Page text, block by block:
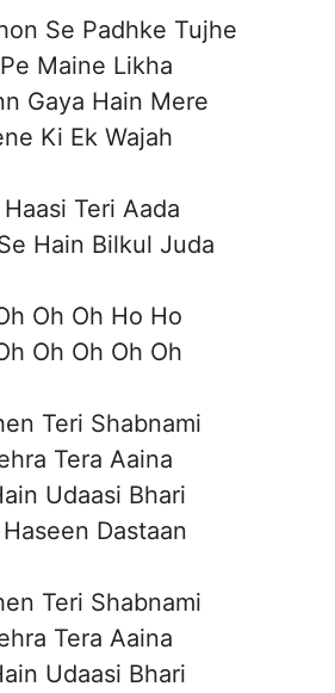
Se Padhke Tujhe
Maine Likha
Gaya Hain Mere
Ki Ek Wajah
Teri Aada
Hain Bilkul Juda
Oh Oh Ho Ho
Oh Oh Oh Oh
Teri Shabnami
Tera Aaina
Udaasi Bhari
Dastaan
Teri Shabnami
Tera Aaina
Udaasi Bhari